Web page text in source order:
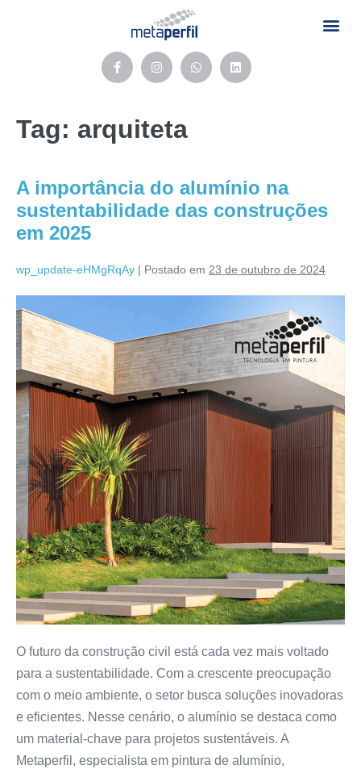
Tag: arquiteta
A importância do alumínio na
sustentabilidade das construções
em 2025
wp_update-eHMgRqAy | Postado em 23 de outubro de 2024
O futuro da construção civil está cada vez mais voltado
para a sustentabilidade. Com a crescente preocupação
com o meio ambiente, o setor busca soluções inovadoras
e eficientes. Nesse cenário, o alumínio se destaca como
um material-chave para projetos sustentáveis. A
Metaperfil, especialista em pintura de alumínio,